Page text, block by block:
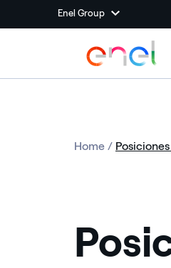
Enel Group
Home /